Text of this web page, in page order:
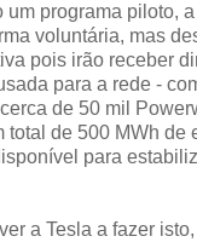
um programa piloto,
voluntária, mas
pois irão receber
para a rede -
de 50 mil
de 500 MWh de
para
a Tesla a fazer